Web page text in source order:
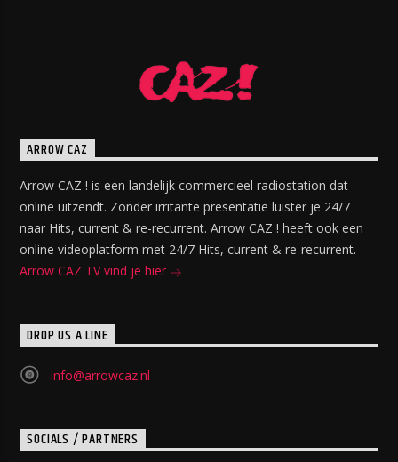
ARROW CAZ
Arrow CAZ ! is een landelijk commercieel radiostation dat
online uitzendt. Zonder irritante presentatie luister je 24/7
naar Hits, current & re-recurrent. Arrow CAZ ! heeft ook een
online videoplatform met 24/7 Hits, current & re-recurrent.
Arrow CAZ TV vind je hier
DROP US A LINE
info@arrowcaz.nl
SOCIALS / PARTNERS